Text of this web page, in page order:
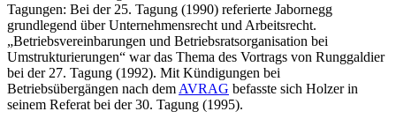
Tagungen: Bei der 25. Tagung (1990) referierte Jabornegg
grundlegend über Unternehmensrecht und Arbeitsrecht.
„Betriebsvereinbarungen und Betriebsratsorganisation bei
Umstrukturierungen“ war das Thema des Vortrags von Runggaldier
bei der 27. Tagung (1992). Mit Kündigungen bei
Betriebsübergängen nach dem AVRAG befasste sich Holzerin
seinem Referat bei der 30. Tagung (1995).